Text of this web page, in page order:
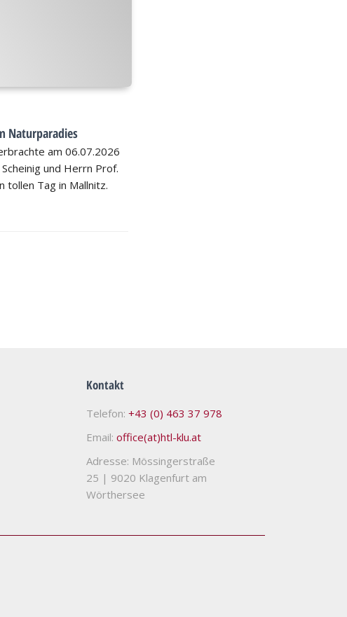
Naturparadies
am 06.07.2026
und Herrn Prof.
tollen Tag in Mallnitz.
Kontakt
Telefon: +43 (0) 463 37 978
Email: office(at)htl-klu.at
Adresse: Mössingerstraße
25 | 9020 Klagenfurt am
Wörthersee